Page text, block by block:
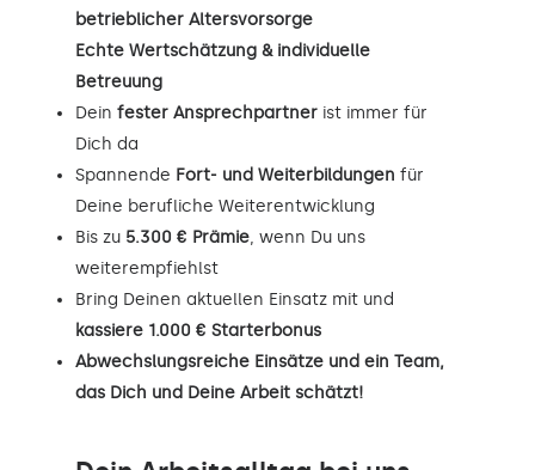
betrieblicher Altersvorsorge
Echte Wertschätzung & individuelle
Betreuung
Dein fester Ansprechpartner ist immer für
Dich da
Spannende Fort- und Weiterbildungen für
Deine berufliche Weiterentwicklung
Bis zu 5.300 € Prämie, wenn Du uns
weiterempfiehlst
Bring Deinen aktuellen Einsatz mit und
kassiere 1.000 € Starterbonus
Abwechslungsreiche Einsätze und ein Team,
das Dich und Deine Arbeit schätzt!